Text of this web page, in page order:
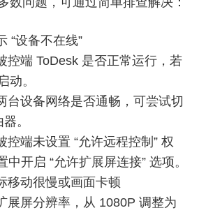
“设备不在线”
控端 ToDesk 是否正常运行，若
动。
台设备网络是否通畅，可尝试切
。
控端未设置 “允许远程控制” 权
中开启 “允许扩展屏连接” 选项。
移动很慢或画面卡顿
展屏分辨率，从 1080P 调整为